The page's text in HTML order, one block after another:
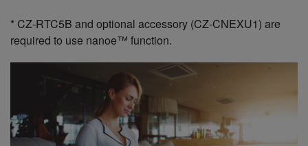
* CZ-RTC5B and optional accessory (CZ-CNEXU1) are
required to use nanoe™ function.